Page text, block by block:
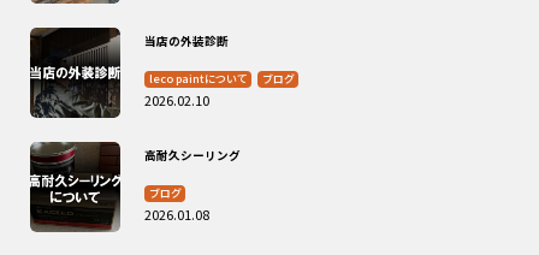
当店の外装診断
leco paintについて ブログ
2026.02.10
高耐久シーリング
ブログ
2026.01.08